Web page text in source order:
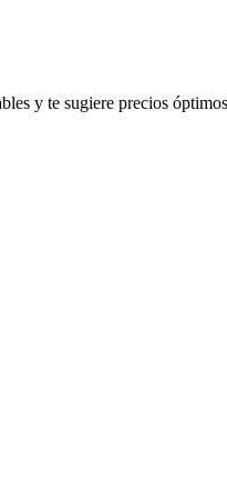
y te sugiere precios